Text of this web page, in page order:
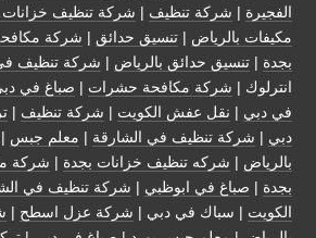
الفجيرة | شركة تنظيف | شركة تنظيف خزانات
مكيفات بالرياض | تنسيق حدائق | شركة
بجدة | تنسيق حدائق بالرياض | شركة تنظيف
انترلوك | شركة مكافحة حشرات | صباغ في
في دبي | نقل عفش الكويت | شركة تنظيف |
دبي | شركة تنظيف في الشارقة | معلم جبس |
بالرياض | شركه تنظيف خزانات بجدة | شركة
بجدة | صباغ في ابوظبي | شركة تنظيف في
الكويت | سباك في دبي | شركة عزل اسطح |